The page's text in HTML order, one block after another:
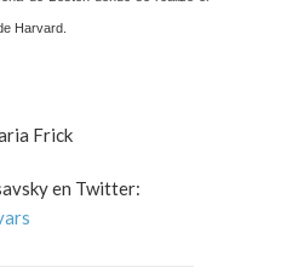
Harvard.
Frick
en Twitter: